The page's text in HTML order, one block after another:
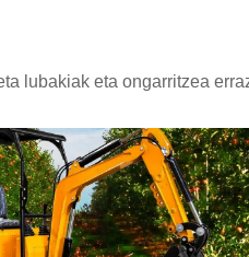
lubakiak eta ongarritzea